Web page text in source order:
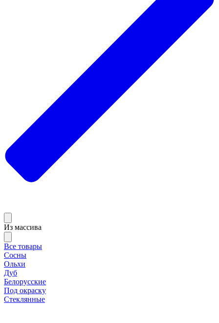
Из массива
Все товары
Сосны
Ольхи
Дуб
Белорусские
Под окраску
Стеклянные